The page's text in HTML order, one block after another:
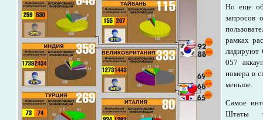
Но еще
запросов
рамках
лидируют
057
номера в
меньше.
Самое
Штаты